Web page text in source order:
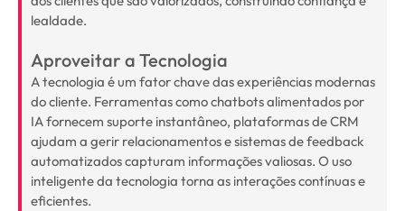
lealdade.
Aproveitar a Tecnologia
A tecnologia é um fator chave das experiências modernas
do cliente. Ferramentas como chatbots alimentados por
IA fornecem suporte instantâneo, plataformas de CRM
ajudam a gerir relacionamentos e sistemas de feedback
automatizados capturam informações valiosas. O uso
inteligente da tecnologia torna as interações contínuas e
eficientes.